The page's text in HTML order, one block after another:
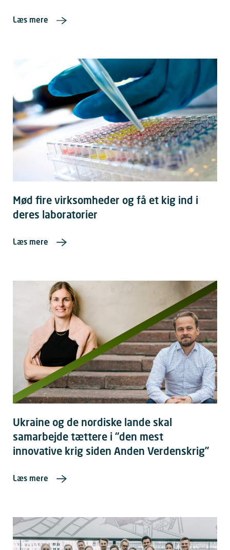
Læs mere
Mød fire virksomheder og få et kig ind i
deres laboratorier
Læs mere
Ukraine og de nordiske lande skal
samarbejde tættere i “den mest
innovative krig siden Anden Verdenskrig”
Læs mere